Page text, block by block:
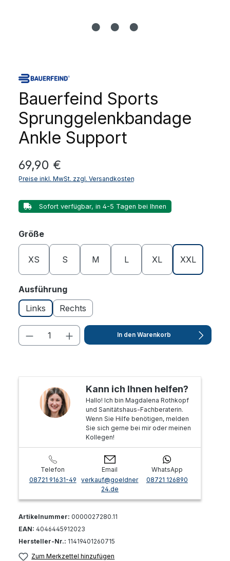
Bauerfeind Sports
Sprunggelenkbandage
Ankle Support
Regulärer Preis:
69,90 €
Preise inkl. MwSt. zzgl. Versandkosten
Sofort verfügbar, in 4-5 Tagen bei Ihnen
Größeauswählen
XS S M L XL XXL
Ausführungauswählen
Links
Rechts
In den Warenkorb
Kann ich Ihnen helfen?
Hallo! Ich bin Magdalena Rothkopf
und Sanitätshaus-Fachberaterin.
Wenn Sie Hilfe benötigen, melden
Sie sich gerne bei mir oder meinen
Kollegen!
Telefon
08721 91631-49
Email
verkauf@goeldner
24.de
WhatsApp
08721 126890
Artikelnummer: 0000027280.11
EAN: 4046445912023
Hersteller-Nr.: 11419401260715
Zum Merkzettel hinzufügen